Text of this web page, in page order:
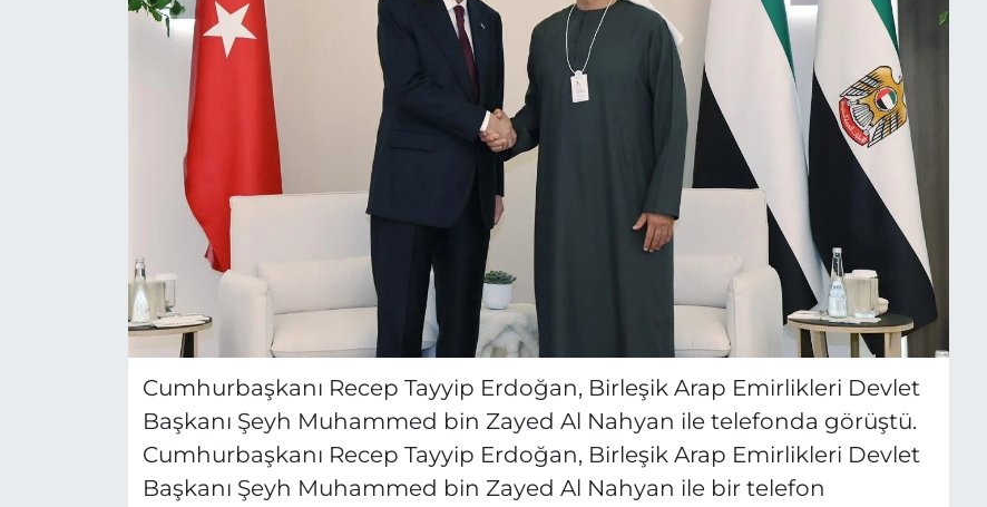
Cumhurbaşkanı Recep Tayyip Erdoğan, Birleşik Arap Emirlikleri Devlet
Başkanı Şeyh Muhammed bin Zayed Al Nahyan ile telefonda görüştü.
Cumhurbaşkanı Recep Tayyip Erdoğan, Birleşik Arap Emirlikleri Devlet
Başkanı Şeyh Muhammed bin Zayed Al Nahyan ile bir telefon